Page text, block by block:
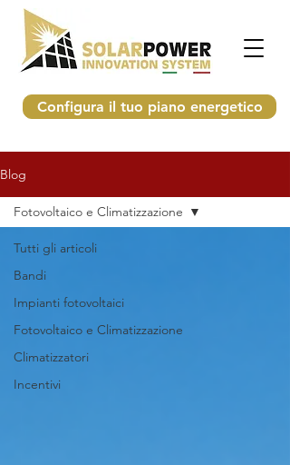
Configura il tuo piano energetico
Blog
Tutti gli articoli
Bandi
Impianti fotovoltaici
Fotovoltaico e Climatizzazione
Climatizzatori
Incentivi
Fotovoltaico e Climatizzazione